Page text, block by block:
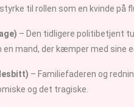
til rollen som en kvinde på
– Den tidligere politibetjent
mand, der kæmper med sine
– Familiefaderen og
og det tragiske.